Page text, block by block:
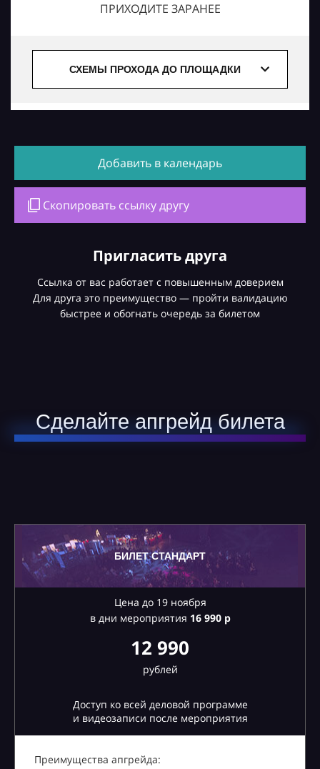
ПРИХОДИТЕ ЗАРАНЕЕ
СХЕМЫ ПРОХОДА ДО ПЛОЩАДКИ
Добавить в календарь
Скопировать ссылку другу
Пригласить друга
Ссылка от вас работает с повышенным доверием
Для друга это преимущество — пройти валидацию
быстрее и обогнать очередь за билетом
Сделайте апгрейд билета
БИЛЕТ СТАНДАРТ
Цена до 19 ноября
в дни мероприятия 16990 р
12 990
рублей
Доступ ко всей деловой программе
и видеозаписи после мероприятия
Преимущества апгрейда: